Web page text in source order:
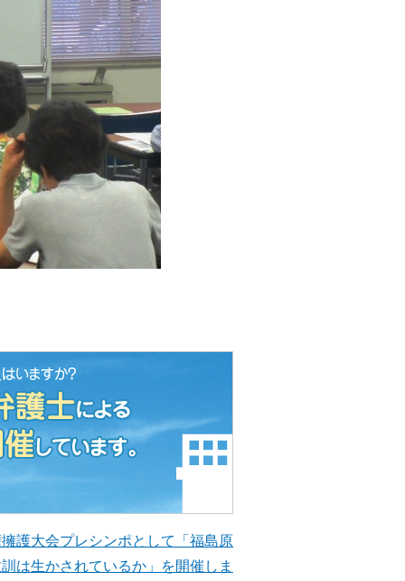
護大会プレシンポとして「福島原
は生かされているか」を開催しま